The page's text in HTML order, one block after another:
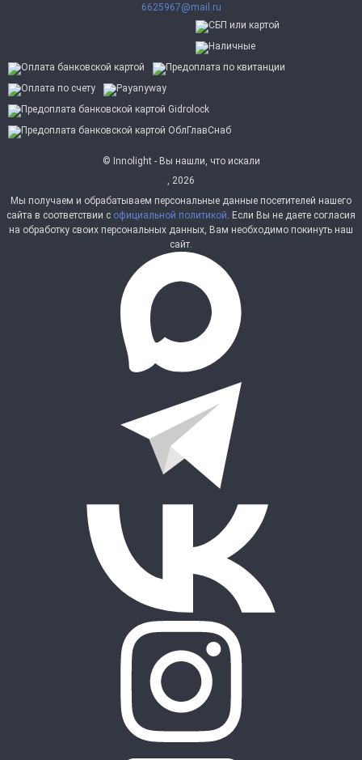
6625967@mail.ru
© Innolight - Вы нашли, что искали
, 2026
Мы получаем и обрабатываем персональные данные посетителей нашего
сайта в соответствии с официальной политикой. Если Вы не даете согласия
на обработку своих персональных данных, Вам необходимо покинуть наш
сайт.